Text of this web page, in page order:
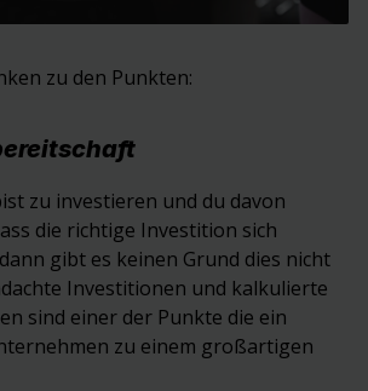
zu den Punkten:
zu investieren und du davon
die richtige Investition sich
gibt es keinen Grund dies nicht
Investitionen und kalkulierte
sind einer der Punkte die ein
zu einem großartigen